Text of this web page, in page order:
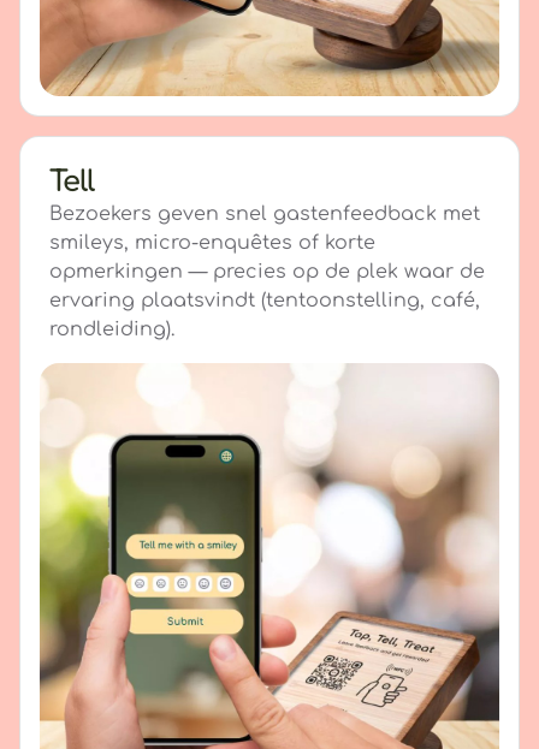
Tell
Bezoekers geven snel gastenfeedback met
smileys, micro-enquêtes of korte
opmerkingen — precies op de plek waar de
ervaring plaatsvindt (tentoonstelling, café,
rondleiding).